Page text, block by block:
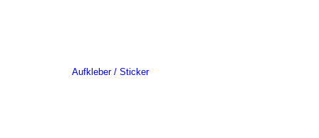
Aufkleber / Sticker